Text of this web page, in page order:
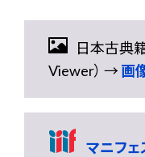
日本古典
Viewer） →画
マニフェ